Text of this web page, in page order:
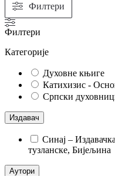
Филтери
Филтери
Категорије
Духовне књиге
Катихизис -
Српски
Издавач
Синај –
тузланске, Бијељина
Аутори